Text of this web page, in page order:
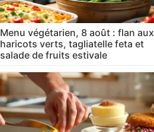
Menu végétarien, 8 août : flan aux
haricots verts, tagliatelle feta et
salade de fruits estivale